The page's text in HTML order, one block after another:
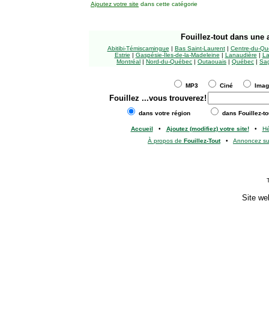
Ajoutez votre site dans cette catégorie
Fouillez-tout dans une
Abitibi-Témiscamingue | Bas Saint-Laurent| Centre-du-
Estrie | Gaspésie-Îles-de-la-Madeleine | Lanaudière |
Montréal | Nord-du-Québec | Outaouais | Québec |
MP3 Ciné
Fouillez ...vous trouverez!
dans votre région dans Fouillez-
Accueil • Ajoutez (modifiez) votre site!•
À propos de Fouillez-Tout• Annoncez
Site